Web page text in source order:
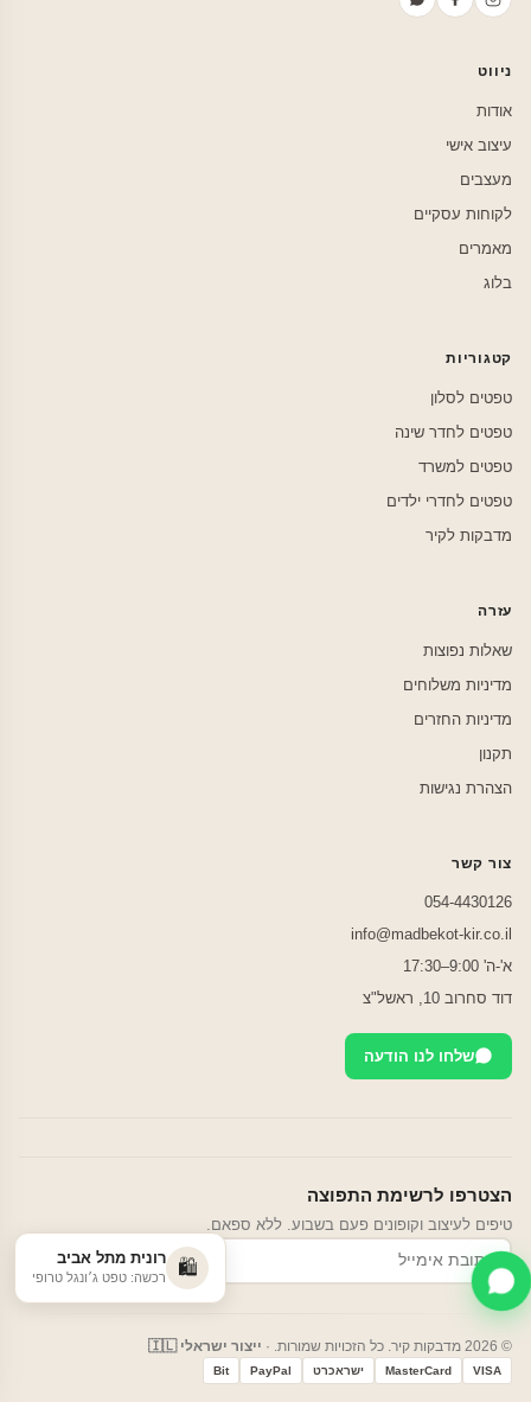
ניווט
אודות
עיצוב אישי
מעצבים
לקוחות עסקיים
מאמרים
בלוג
קטגוריות
טפטים לסלון
טפטים לחדר שינה
טפטים למשרד
טפטים לחדרי ילדים
מדבקות לקיר
עזרה
שאלות נפוצות
מדיניות משלוחים
מדיניות החזרים
תקנון
הצהרת נגישות
צור קשר
054-4430126
info@madbekot-kir.co.il
א'-ה' 9:00–17:30
דוד סחרוב 10, ראשל"צ
שלחו לנו הודעה
הצטרפו לרשימת התפוצה
טיפים לעיצוב וקופונים פעם בשבוע. ללא ספאם.
הרשמה
© 2026 מדבקות קיר. כל הזכויות שמורות. · ייצור ישראלי 🇮🇱
VISA
MasterCard ישראכרט PayPal
Bit
🛍️ רונית מתל אביב
רכשה: טפט ג׳ונגל טרופי